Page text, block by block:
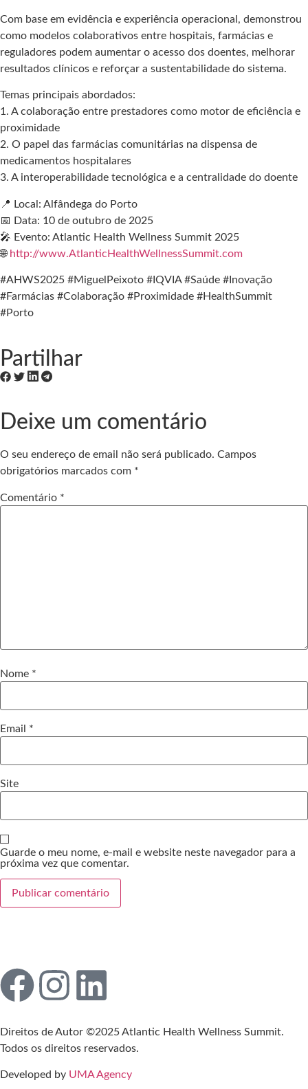
Com base em evidência e experiência operacional, demonstrou
como modelos colaborativos entre hospitais, farmácias e
reguladores podem aumentar o acesso dos doentes, melhorar
resultados clínicos e reforçar a sustentabilidade do sistema.
Temas principais abordados:
1. A colaboração entre prestadores como motor de eficiência e
proximidade
2. O papel das farmácias comunitárias na dispensa de
medicamentos hospitalares
3. A interoperabilidade tecnológica e a centralidade do doente
📍 Local: Alfândega do Porto
📅 Data: 10 de outubro de 2025
🎤 Evento: Atlantic Health Wellness Summit 2025
🌐 http://www.AtlanticHealthWellnessSummit.com
#AHWS2025 #MiguelPeixoto #IQVIA #Saúde #Inovação
#Farmácias #Colaboração #Proximidade #HealthSummit
#Porto
Partilhar
Deixe um comentário
O seu endereço de email não será publicado. Campos
obrigatórios marcados com *
Comentário *
Nome *
Email *
Site
Guarde o meu nome, e-mail e website neste navegador para a
próxima vez que comentar.
Direitos de Autor ©2025 Atlantic Health Wellness Summit.
Todos os direitos reservados.
Developed by UMA Agency